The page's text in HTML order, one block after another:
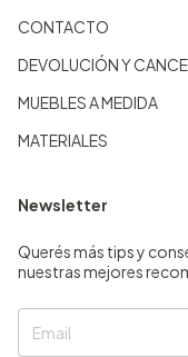
CONTACTO
DEVOLUCIÓN Y
MUEBLES A MEDIDA
MATERIALES
Newsletter
Querés más tips y
nuestras mejores